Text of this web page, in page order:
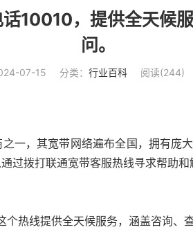
10010，提供全天候
问。
07-15 分类： 行业百科 阅读(244)
一，其宽带网络遍布全国，拥有庞
过拨打联通宽带客服热线寻求帮助和
个热线提供全天候服务，涵盖咨询、